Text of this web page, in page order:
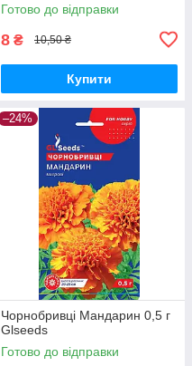
Готово до відправки
8 ₴ 10,50 ₴
Купити
–24%
Чорнобривці Мандарин 0,5 г
Glseeds
Готово до відправки